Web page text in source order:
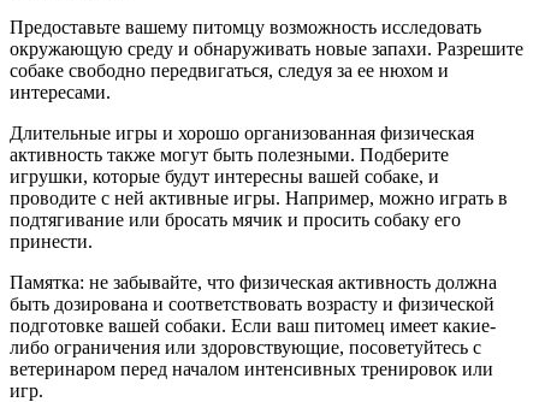
Предоставьте вашему питомцу возможность исследовать
окружающую среду и обнаруживать новые запахи. Разрешите
собаке свободно передвигаться, следуя за ее нюхом и
интересами.
Длительные игры и хорошо организованная физическая
активность также могут быть полезными. Подберите
игрушки, которые будут интересны вашей собаке, и
проводите с ней активные игры. Например, можно играть в
подтягивание или бросать мячик и просить собаку его
принести.
Памятка: не забывайте, что физическая активность должна
быть дозирована и соответствовать возрасту и физической
подготовке вашей собаки. Если ваш питомец имеет какие-
либо ограничения или здоровствующие, посоветуйтесь с
ветеринаром перед началом интенсивных тренировок или
игр.